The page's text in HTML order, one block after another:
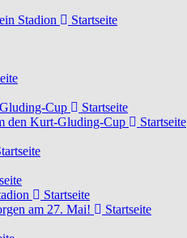
Stadion
Startseite
Cup
Startseite
den Kurt-Gluding-Cup
Startseite
Startseite
am 27. Mai!
Startseite